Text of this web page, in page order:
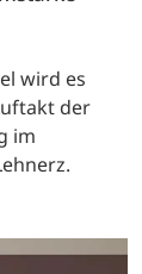
wird es
der
im